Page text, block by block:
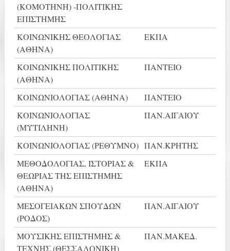
(ΚΟΜΟΤΗΝΗ) -ΠΟΛΙΤΙΚΗΣ
ΕΠΙΣΤΗΜΗΣ
ΚΟΙΝΩΝΙΚΗΣ ΘΕΟΛΟΓΙΑΣ
(ΑΘΗΝΑ)
ΕΚΠΑ
ΚΟΙΝΩΝΙΚΗΣ ΠΟΛΙΤΙΚΗΣ
(ΑΘΗΝΑ)
ΠΑΝΤΕΙΟ
ΚΟΙΝΩΝΙΟΛΟΓΙΑΣ (ΑΘΗΝΑ)
ΠΑΝΤΕΙΟ
ΚΟΙΝΩΝΙΟΛΟΓΙΑΣ
(ΜΥΤΙΛΗΝΗ)
ΠΑΝ.ΑΙΓΑΙΟΥ
ΚΟΙΝΩΝΙΟΛΟΓΙΑΣ (ΡΕΘΥΜΝΟ) ΠΑΝ.ΚΡΗΤΗΣ
ΜΕΘΟΔΟΛΟΓΙΑΣ, ΙΣΤΟΡΙΑΣ &
ΘΕΩΡΙΑΣ ΤΗΣ ΕΠΙΣΤΗΜΗΣ
(ΑΘΗΝΑ)
ΕΚΠΑ
ΜΕΣΟΓΕΙΑΚΩΝ ΣΠΟΥΔΩΝ
(ΡΟΔΟΣ)
ΠΑΝ.ΑΙΓΑΙΟΥ
ΜΟΥΣΙΚΗΣ ΕΠΙΣΤΗΜΗΣ &
ΤΕΧΝΗΣ (ΘΕΣΣΑΛΟΝΙΚΗ)
ΠΑΝ.ΜΑΚΕΔ.